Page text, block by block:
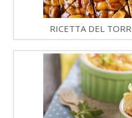
RICETTA DEL